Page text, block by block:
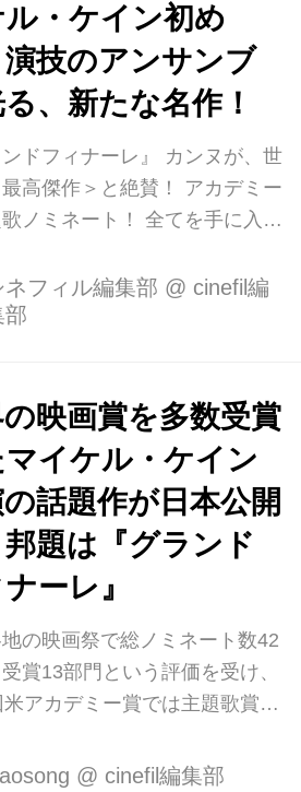
・ケイン初め
演技のアンサンブ
、新たな名作！
ンドフィナーレ』 カンヌが、世
高傑作＞と絶賛！ アカデミー
ノミネート！ 全てを手に入れ
美しいアルプスのホテルを舞台
的な映像美で描く、新たな名作
のホテルを舞台に圧倒的な映
描く、新たな名作の誕生！
世界的にその名を知られる、
楽家フレッド(マイケル・ケイ
では作曲も指揮も引退し、ハ
ドスターやセレブが宿泊するア
の高級ホテルで優雅なバカンス
いる。長年の親友で映画監督
(ハーヴェイ・カイテル)...
ネフィル編集部 @ cinefil編
部
映画賞を多数受賞
マイケル・ケイン
話題作が日本公開
題は『グランド
ーレ』
の映画祭で総ノミネート数42
賞13部門という評価を受け、
アカデミー賞では主題歌賞に
題）』が日本でも4月16日か
@ cinefil編集部